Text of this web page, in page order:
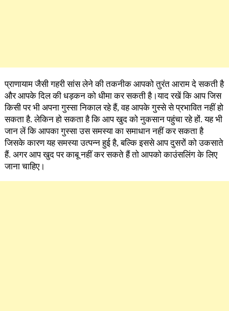
प्राणायाम जैसी गहरी सांस लेने की तकनीक आपको तुरंत आराम दे सकती है
और आपके दिल की धड़कन को धीमा कर सकती है।याद रखें कि आप जिस
किसी पर भी अपना गुस्सा निकाल रहे हैं, वह आपके गुस्से से प्रभावित नहीं हो
सकता है. लेकिन हो सकता है कि आप खुद को नुकसान पहुंचा रहे हों. यह भी
जान लें कि आपका गुस्सा उस समस्या का समाधान नहीं कर सकता है
जिसके कारण यह समस्या उत्पन्न हुई है, बल्कि इससे आप दुसरों को उकसाते
हैं. अगर आप खुद पर काबू नहीं कर सकते हैं तो आपको काउंसलिंग के लिए
जाना चाहिए।